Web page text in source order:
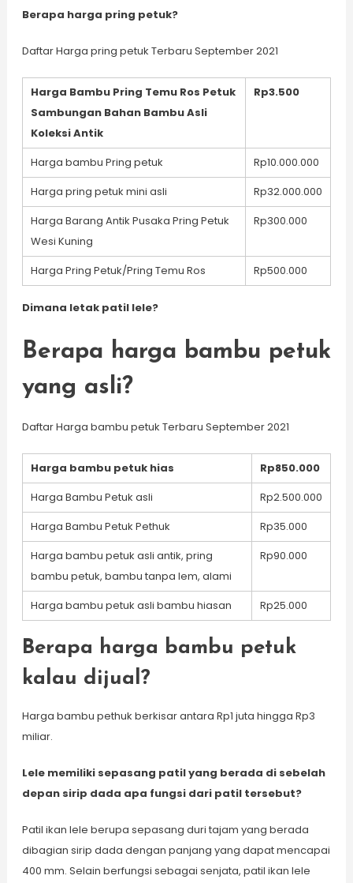
Berapa harga pring petuk?
Daftar Harga pring petuk Terbaru September 2021
Harga Bambu Pring Temu Ros Petuk
Sambungan Bahan Bambu Asli
Koleksi Antik
Rp3.500
Harga bambu Pring petuk
Rp10.000.000
Harga pring petuk mini asli
Rp32.000.000
Harga Barang Antik Pusaka Pring Petuk
Wesi Kuning
Rp300.000
Harga Pring Petuk/Pring Temu Ros Rp500.000
Dimana letak patil lele?
Berapa harga bambu petuk
yang asli?
Daftar Harga bambu petuk Terbaru September 2021
Harga bambu petuk hias
Rp850.000
Harga Bambu Petuk asli
Rp2.500.000
Harga Bambu Petuk Pethuk
Rp35.000
Harga bambu petuk asli antik, pring
bambu petuk, bambu tanpa lem, alami
Rp90.000
Harga bambu petuk asli bambu hiasan Rp25.000
Berapa harga bambu petuk
kalau dijual?
Harga bambu pethuk berkisar antara Rp1 juta hingga Rp3
miliar.
Lele memiliki sepasang patil yang berada di sebelah
depan sirip dada apa fungsi dari patil tersebut?
Patil ikan lele berupa sepasang duri tajam yang berada
dibagian sirip dada dengan panjang yang dapat mencapai
400 mm. Selain berfungsi sebagai senjata, patil ikan lele